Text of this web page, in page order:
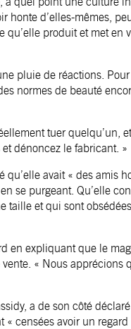
honte d’elles-mêmes,
qu’elle produit et met
pluie de réactions.
normes de beauté
tuer quelqu’un,
dénoncez le fabricant. »
qu’elle avait « des amis
se purgeant. Qu’elle
taille et qui sont
en expliquant que le
« Nous
a de son côté
« censées avoir un